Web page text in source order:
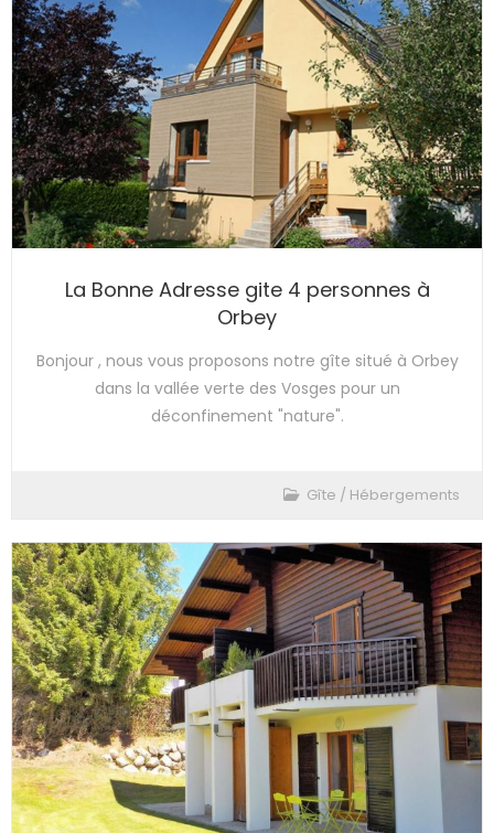
La Bonne Adresse gite 4 personnes à
Orbey
Bonjour , nous vous proposons notre gîte situé à Orbey
dans la vallée verte des Vosges pour un
déconfinement "nature".
Gîte / Hébergements